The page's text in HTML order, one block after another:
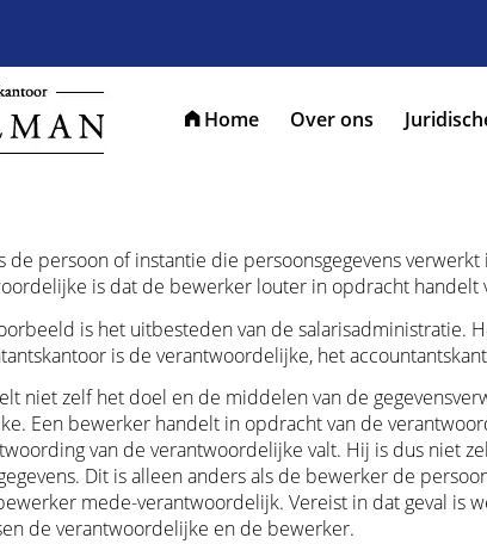
Home Over ons
de persoon of instantie die persoonsgegevens
is dat de bewerker louter in opdracht handelt
is het uitbesteden van de salarisadministratie.
is de verantwoordelijke, het
niet zelf het doel en de middelen van de
Een bewerker handelt in opdracht van de
van de verantwoordelijke valt. Hij is dus niet
Dit is alleen anders als de bewerker de
mede-verantwoordelijk. Vereist in dat geval is
de verantwoordelijke en de bewerker.